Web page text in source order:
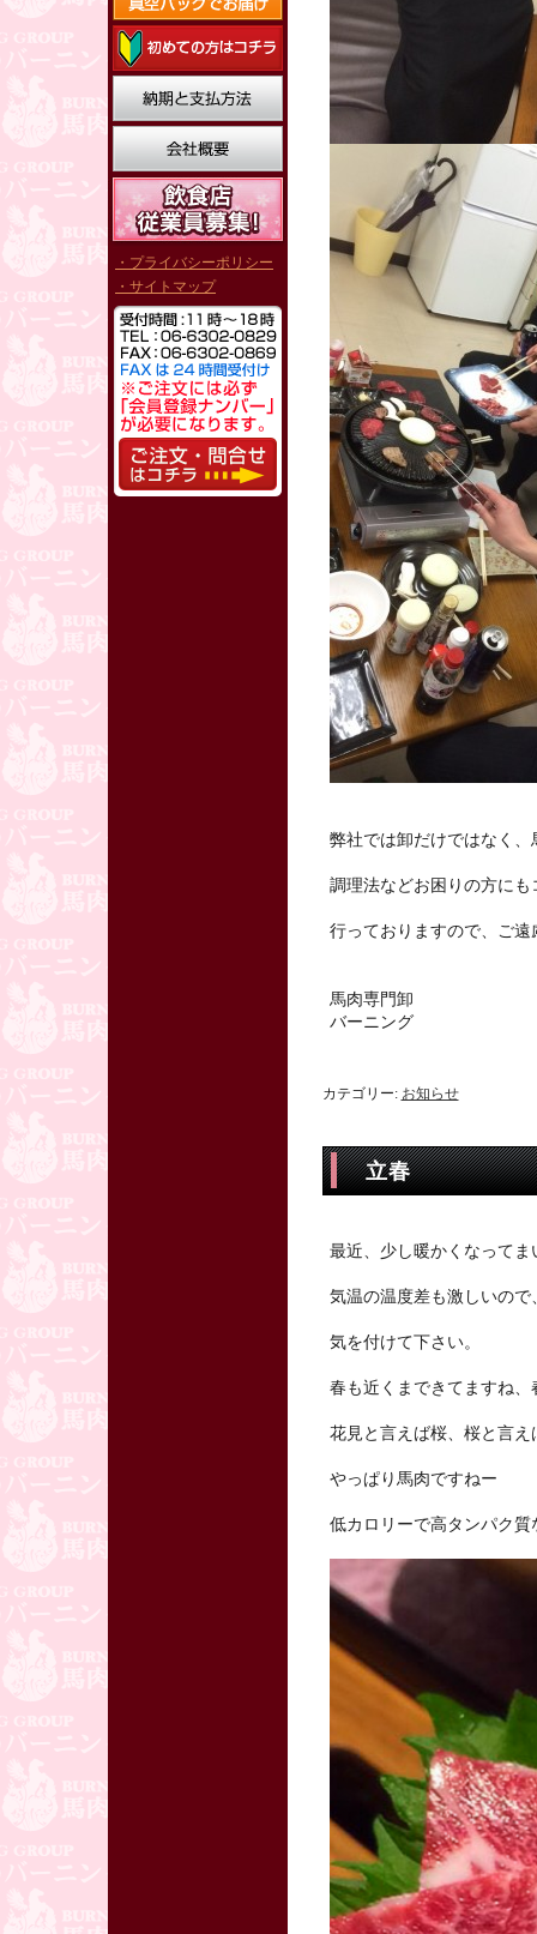
・プライバシーポリシー
・サイトマップ
弊社では卸だけではなく
調理法などお困りの方に
行っておりますので、ご
馬肉専門卸
バーニング
カテゴリー: お知らせ
立春
最近、少し暖かくなってま
気温の温度差も激しいの
気を付けて下さい。
春も近くまできてますね、
花見と言えば桜、桜と言え
やっぱり馬肉ですねー
低カロリーで高タンパク